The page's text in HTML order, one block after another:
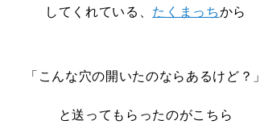
してくれている、 たくまっちから
「こんな穴の開いたのならあるけど？」
と送ってもらったのがこちら